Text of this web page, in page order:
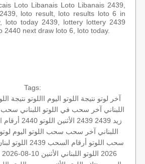
Loto Libanais Loto Libanais 2439,
loto result, loto results loto 6 in
loto today 2439, lottery lottery 2439
2440 next draw loto 6, loto today.
Tags:
آخر لوتو نتيجة اللوتو اليوم االلوتو نتيجة
اللبناني آخر سحب في اللوتو اللبناني سحب
زيد 2439
2439 الأثنين اللوتو 2440
اللبناني آخر سحب سحب اللوتو اليوم لوتو
سحب اللوتو أرقام السحب 2439 اللوتو
2026 اللوتو اللبناني الأثنين 10-08-2026